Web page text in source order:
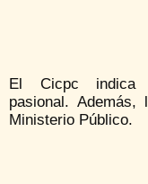
El Cicpc
pasional.
Ministerio Público.